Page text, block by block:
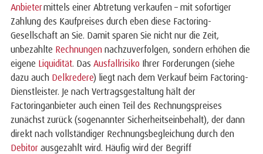
Anbietermittels einer Abtretung verkaufen – mit sofortiger
Zahlung des Kaufpreises durch eben diese Factoring-
Gesellschaft an Sie. Damit sparen Sie nicht nur die Zeit,
unbezahlte Rechnungen nachzuverfolgen, sondern erhöhen die
eigene Liquidität. Das Ausfallrisiko Ihrer Forderungen (siehe
dazu auch Delkredere) liegt nach dem Verkauf beim Factoring-
Dienstleister. Je nach Vertragsgestaltung hält der
Factoringanbieter auch einen Teil des Rechnungspreises
zunächst zurück (sogenannter Sicherheitseinbehalt), der dann
direkt nach vollständiger Rechnungsbegleichung durch den
Debitor ausgezahlt wird. Häufig wird der Begriff